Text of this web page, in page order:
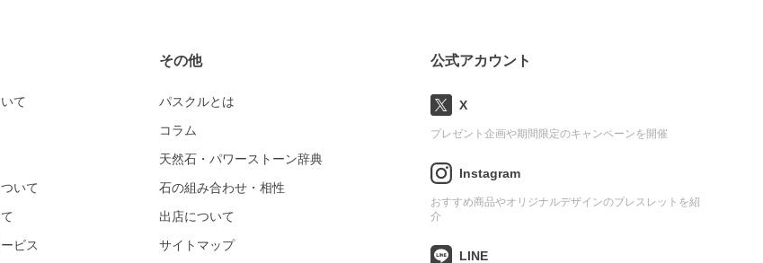
て
いて
ビス
その他
パスクルとは
コラム
天然石・パワーストーン辞典
石の組み合わせ・相性
出店について
サイトマップ
公式アカウント
X
プレゼント企画や期間限定のキャンペーンを開催
Instagram
おすすめ商品やオリジナルデザインのブレスレットを紹
介
LINE